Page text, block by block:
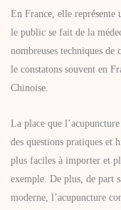
En France, elle représente
le public se fait de la
nombreuses techniques de
le constatons souvent en
Chinoise.
La place que
des questions pratiques et
plus faciles à importer et
exemple. De plus, de part
moderne, l’acupuncture